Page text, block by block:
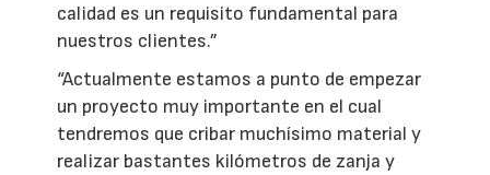
calidad es un requisito fundamental para
nuestros clientes.”
“Actualmente estamos a punto de empezar
un proyecto muy importante en el cual
tendremos que cribar muchísimo material y
realizar bastantes kilómetros de zanja y